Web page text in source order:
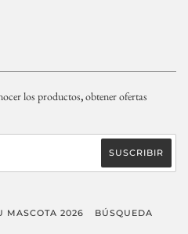
los productos,obtener ofertas
MASCOTA 2026 BÚSQUEDA